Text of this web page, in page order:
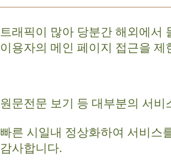
트래픽이 많아 당분간 해외에서
이용자의 메인 페이지 접근을 제
원문전문 보기 등 대부분의 서비
빠른 시일내 정상화하여 서비스
감사합니다.